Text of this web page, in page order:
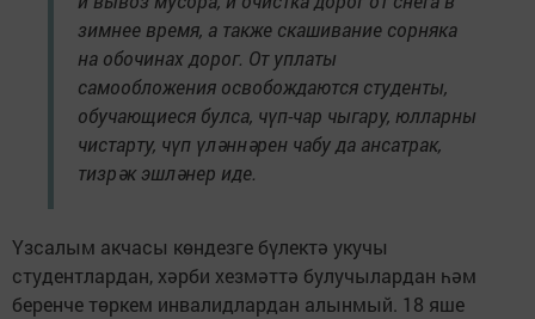
зимнее время, а также скашивание сорняка
на обочинах дорог. От уплаты
самообложения освобождаются студенты,
обучающиеся булса, чүп-чар чыгару, юлларны
чистарту, чүп үләннәрен чабу да ансатрак,
тизрәк эшләнер иде.
Үзсалым акчасы көндезге бүлектә укучы
студентлардан, хәрби хезмәттә булучылардан һәм
беренче төркем инвалидлардан алынмый. 18 яше